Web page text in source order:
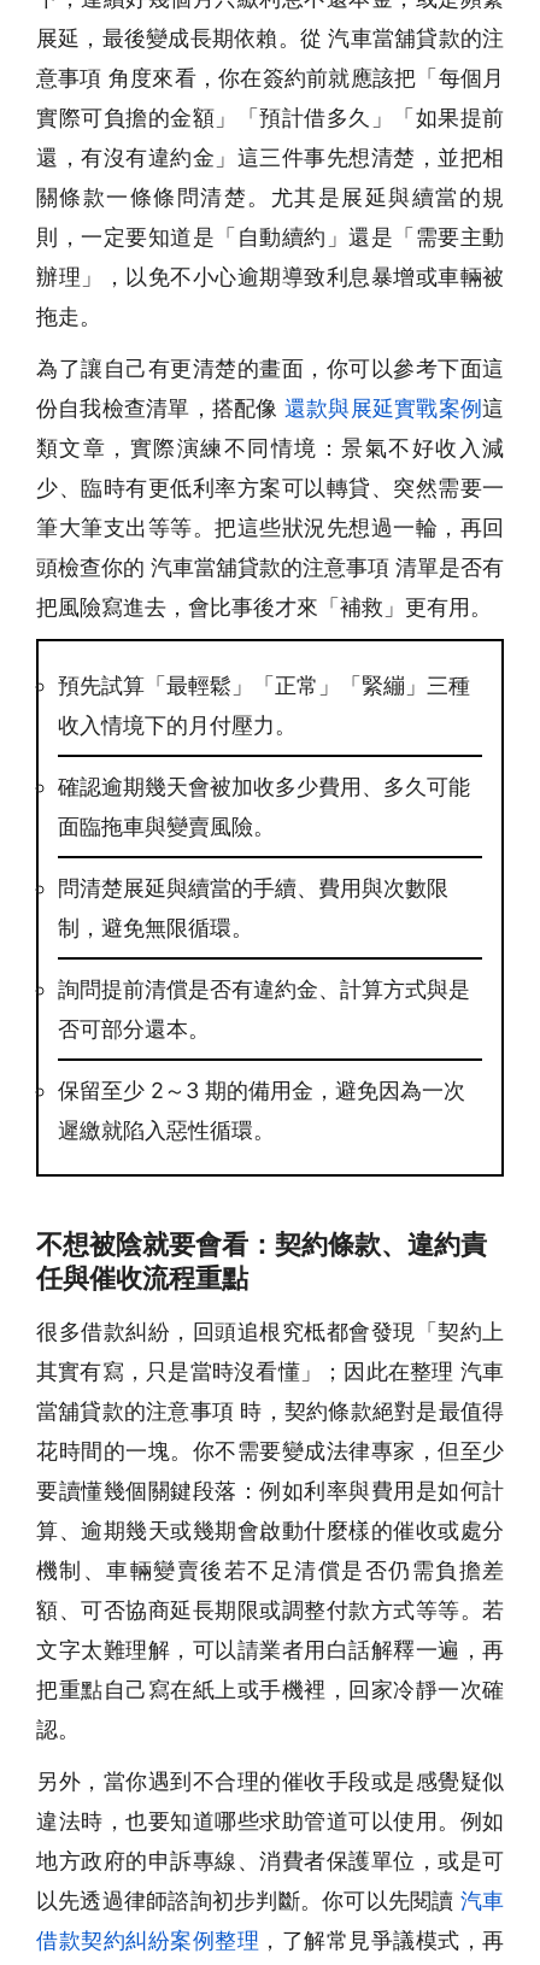
展延，最後變成長期依賴。從 汽車當舖貸款的注
意事項 角度來看，你在簽約前就應該把「每個月
實際可負擔的金額」「預計借多久」「如果提前
還，有沒有違約金」這三件事先想清楚，並把相
關條款一條條問清楚。尤其是展延與續當的規
則，一定要知道是「自動續約」還是「需要主動
辦理」，以免不小心逾期導致利息暴增或車輛被
拖走。
為了讓自己有更清楚的畫面，你可以參考下面這
份自我檢查清單，搭配像 還款與展延實戰案例這
類文章，實際演練不同情境：景氣不好收入減
少、臨時有更低利率方案可以轉貸、突然需要一
筆大筆支出等等。把這些狀況先想過一輪，再回
頭檢查你的 汽車當舖貸款的注意事項 清單是否有
把風險寫進去，會比事後才來「補救」更有用。
預先試算「最輕鬆」「正常」「緊繃」三種
收入情境下的月付壓力。
確認逾期幾天會被加收多少費用、多久可能
面臨拖車與變賣風險。
問清楚展延與續當的手續、費用與次數限
制，避免無限循環。
詢問提前清償是否有違約金、計算方式與是
否可部分還本。
保留至少 2～3 期的備用金，避免因為一次
遲繳就陷入惡性循環。
不想被陰就要會看：契約條款、違約責
任與催收流程重點
很多借款糾紛，回頭追根究柢都會發現「契約上
其實有寫，只是當時沒看懂」；因此在整理 汽車
當舖貸款的注意事項 時，契約條款絕對是最值得
花時間的一塊。你不需要變成法律專家，但至少
要讀懂幾個關鍵段落：例如利率與費用是如何計
算、逾期幾天或幾期會啟動什麼樣的催收或處分
機制、車輛變賣後若不足清償是否仍需負擔差
額、可否協商延長期限或調整付款方式等等。若
文字太難理解，可以請業者用白話解釋一遍，再
把重點自己寫在紙上或手機裡，回家冷靜一次確
認。
另外，當你遇到不合理的催收手段或是感覺疑似
違法時，也要知道哪些求助管道可以使用。例如
地方政府的申訴專線、消費者保護單位，或是可
以先透過律師諮詢初步判斷。你可以先閱讀 汽車
借款契約糾紛案例整理 ，了解常見爭議模式，再